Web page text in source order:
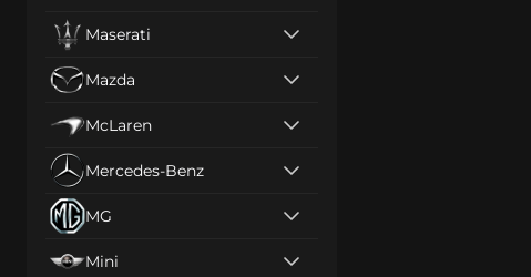
Maserati
Mazda
McLaren
Mercedes-Benz
MG
Mini